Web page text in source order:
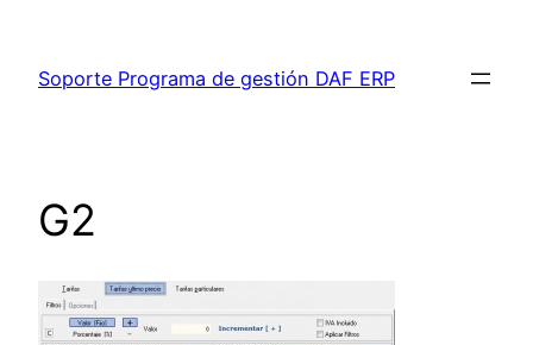
contenido
Soporte Programa de gestión DAF ERP
G2